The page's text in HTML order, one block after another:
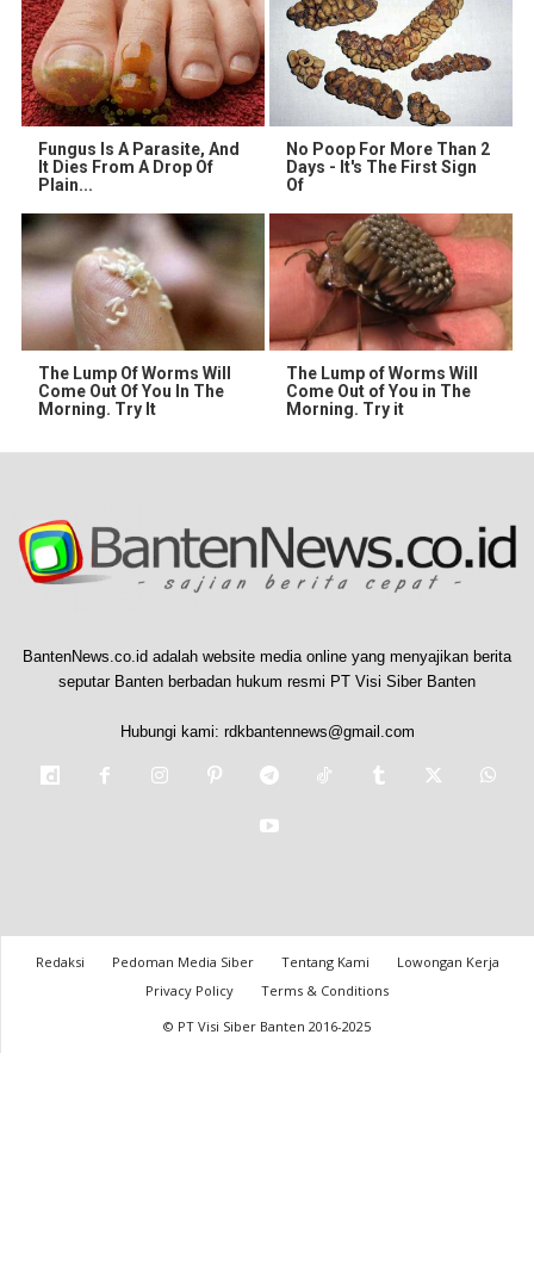
Fungus Is A Parasite, And
It Dies From A Drop Of
Plain...
No Poop For More Than 2
Days - It's The First Sign
Of
The Lump Of Worms Will
Come Out Of You In The
Morning. Try It
The Lump of Worms Will
Come Out of You in The
Morning. Try it
BantenNews.co.id adalah website media online yang menyajikan berita
seputar Banten berbadan hukum resmi PT Visi Siber Banten
Hubungi kami: rdkbantennews@gmail.com
Redaksi Pedoman Media Siber Tentang Kami
Lowongan Kerja
Privacy Policy
Terms & Conditions
© PT Visi Siber Banten 2016-2025